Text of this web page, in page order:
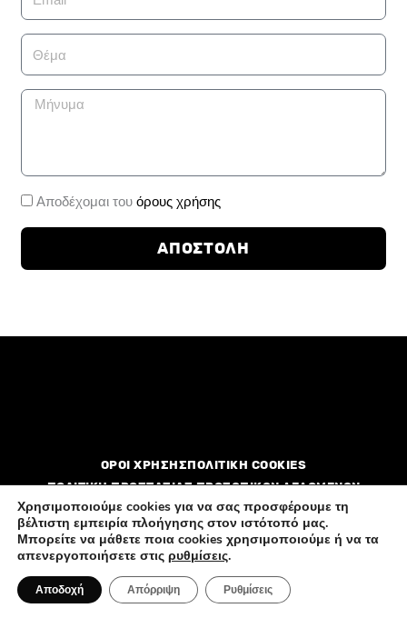
Θέμα
Μήνυμα
Αποδοχή
Αποδέχομαι τουόρους χρήσης
ΑΠΟΣΤΟΛΗ
ΟΡΟΙ ΧΡΗΣΗΣΠΟΛΙΤΙΚΗ COOKIES
ΠΟΛΙΤΙΚΗ ΠΡΟΣΤΑΣΙΑΣ ΠΡΟΣΩΠΙΚΩΝ ΔΕΔΟΜΕΝΩΝ
ΔιαφημιστείτεΕπικοινωνίαΠοιοί είμαστε
Χρησιμοποιούμε cookies για να σας προσφέρουμε τη
βέλτιστη εμπειρία πλοήγησης στον ιστότοπό μας.
Μπορείτε να μάθετε ποια cookies χρησιμοποιούμε ή να τα
απενεργοποιήσετε στις ρυθμίσεις.
Αποδοχή Απόρριψη Ρυθμίσεις